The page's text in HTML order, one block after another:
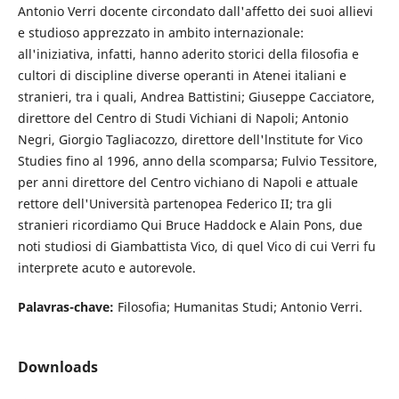
Antonio Verri docente circondato dall'affetto dei suoi allievi
e studioso apprezzato in ambito internazionale:
all'iniziativa, infatti, hanno aderito storici della filosofia e
cultori di discipline diverse operanti in Atenei italiani e
stranieri, tra i quali, Andrea Battistini; Giuseppe Cacciatore,
direttore del Centro di Studi Vichiani di Napoli; Antonio
Negri, Giorgio Tagliacozzo, direttore dell'lnstitute for Vico
Studies fino al 1996, anno della scomparsa; Fulvio Tessitore,
per anni direttore del Centro vichiano di Napoli e attuale
rettore dell'Università partenopea Federico II; tra gli
stranieri ricordiamo Qui Bruce Haddock e Alain Pons, due
noti studiosi di Giambattista Vico, di quel Vico di cui Verri fu
interprete acuto e autorevole.
Palavras-chave: Filosofia; Humanitas Studi; Antonio Verri.
Downloads